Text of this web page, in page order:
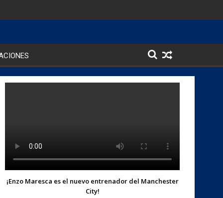
¡Enzo Maresca es el nuevo entrenador del Manchester
City!